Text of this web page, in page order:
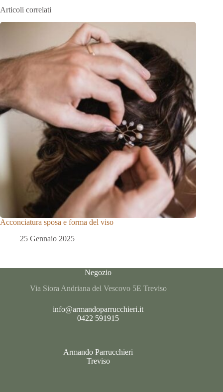
Articoli correlati
Acconciatura sposa e forma del viso
25 Gennaio 2025
Negozio
Via Siora Andriana del Vescovo 5E Treviso
info@armandoparrucchieri.it
0422 591915
Armando Parrucchieri
Treviso